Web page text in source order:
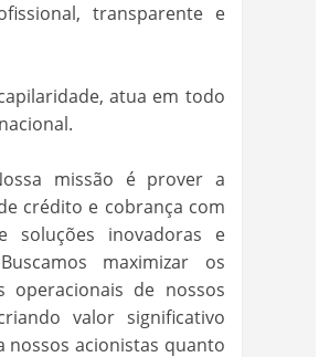
transparente e
atua em todo
missão é prover a
crédito e cobrança com
soluções inovadoras e
maximizar os
operacionais de nossos
valor significativo
nossos acionistas quanto